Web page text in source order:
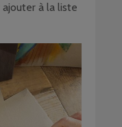
à la liste